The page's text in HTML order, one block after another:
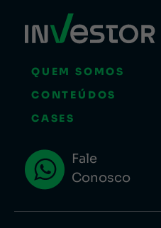
QUEM SOMOS
CONTEÚDOS
CASES
Fale
Conosco